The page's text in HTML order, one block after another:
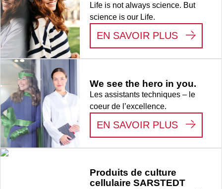
Life is not always science. But
science is our Life.
EN SAVOIR PLUS: LIFE
We see the hero in you.
Les assistants techniques – le
coeur de l’excellence.
EN SAVOIR PLUS: WE
Produits de culture
cellulaire SARSTEDT